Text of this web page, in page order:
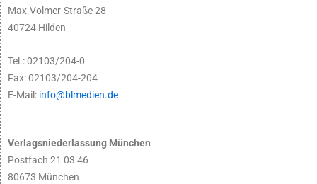
Max-Volmer-Straße 28
40724 Hilden
Tel.: 02103/204-0
Fax: 02103/204-204
E-Mail: info@blmedien.de
Verlagsniederlassung München
Postfach 21 03 46
80673 München